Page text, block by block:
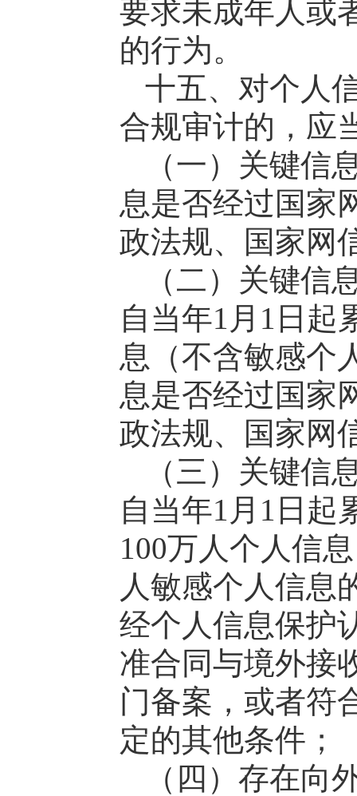
要求未成年人或
的行为。
十五、对个人
合规审计的，应
（一）关键信
息是否经过国家
政法规、国家网
（二）关键信
自当年1月1日起
息（不含敏感个
息是否经过国家
政法规、国家网
（三）关键信
自当年1月1日起
100万人个人信
人敏感个人信息
经个人信息保护
准合同与境外接
门备案，或者符
定的其他条件；
（四）存在向